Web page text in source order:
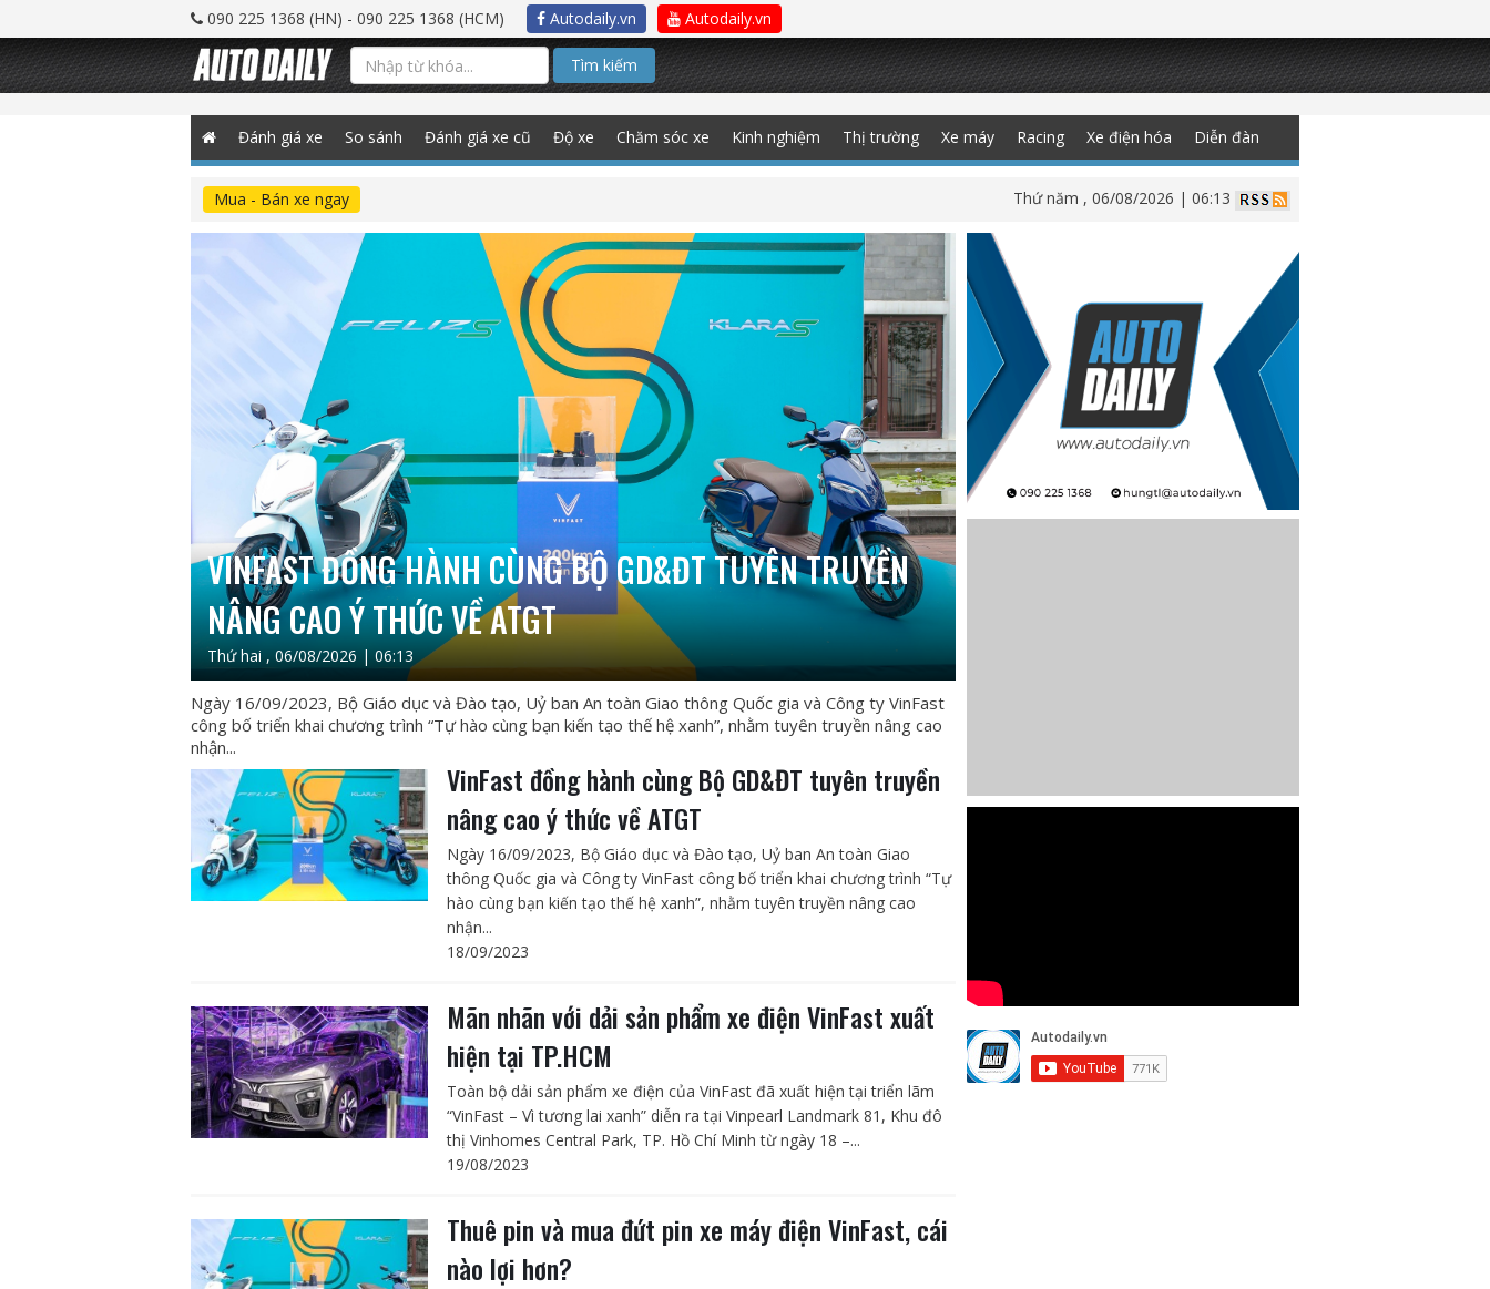
090 225 1368 (HN) - 090 225 1368 (HCM) Autodaily.vn Autodaily.vn
Tìm kiếm
Đánh giá xe So sánh Đánh giá xe cũ Độ xe Chăm sóc xe Kinh nghiệm Thị trường Xe máy Racing Xe điện hóa Diễn đàn
Mua - Bán xe ngay Thứ năm , 06/08/2026 | 06:13
VINFAST ĐỒNG HÀNH CÙNG BỘ GD&ĐT TUYÊN TRUYỀN
NÂNG CAO Ý THỨC VỀ ATGT
Thứ hai , 06/08/2026 | 06:13
Ngày 16/09/2023, Bộ Giáo dục và Đào tạo, Uỷ ban An toàn Giao thông Quốc gia và Công ty VinFast
công bố triển khai chương trình “Tự hào cùng bạn kiến tạo thế hệ xanh”, nhằm tuyên truyền nâng cao
nhận...
VinFast đồng hành cùng Bộ GD&ĐT tuyên truyền
nâng cao ý thức về ATGT
Ngày 16/09/2023, Bộ Giáo dục và Đào tạo, Uỷ ban An toàn Giao
thông Quốc gia và Công ty VinFast công bố triển khai chương trình “Tự
hào cùng bạn kiến tạo thế hệ xanh”, nhằm tuyên truyền nâng cao
nhận...
18/09/2023
Mãn nhãn với dải sản phẩm xe điện VinFast xuất
hiện tại TP.HCM
Toàn bộ dải sản phẩm xe điện của VinFast đã xuất hiện tại triển lãm
“VinFast – Vì tương lai xanh” diễn ra tại Vinpearl Landmark 81, Khu đô
thị Vinhomes Central Park, TP. Hồ Chí Minh từ ngày 18 –...
19/08/2023
Thuê pin và mua đứt pin xe máy điện VinFast, cái
nào lợi hơn?